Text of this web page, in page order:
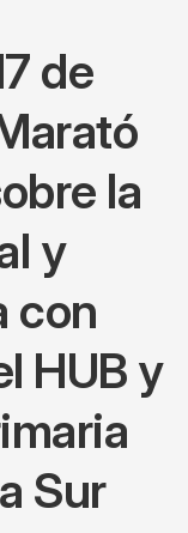
de
la
y
con
HUB y
Sur